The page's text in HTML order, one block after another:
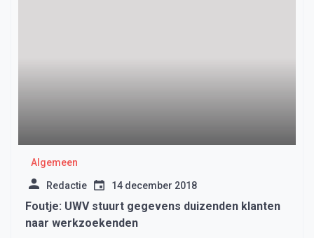
Algemeen
Redactie 14 december 2018
Foutje: UWV stuurt gegevens duizenden klanten
naar werkzoekenden